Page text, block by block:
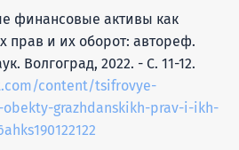
финансовые активы как
прав и их оборот: автореф.
Волгоград, 2022. - С. 11-12.
content/tsifrovye-
grazhdanskikh-prav-i-ikh-